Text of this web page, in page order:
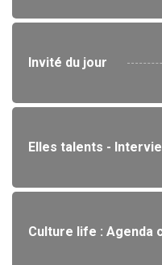
Invité du jour
Elles talents -
Culture life : Agenda